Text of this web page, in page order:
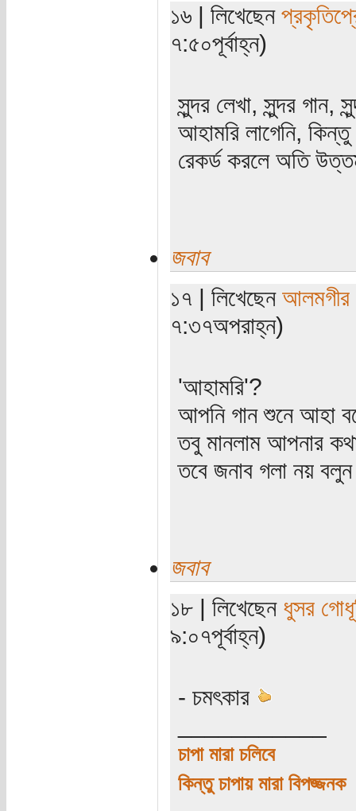
১৬ | লিখেছেন
৭:৫০পূর্বাহ্ন)
সুন্দর লেখা, সুন্দর গান,
আহামরি লাগেনি,
রেকর্ড করলে অতি
জবাব
১৭ | লিখেছেন আলমগীর
৭:৩৭অপরাহ্ন)
'আহামরি'?
আপনি গান শুনে আহা
তবু মানলাম আপনার
তবে জনাব গলা নয়
জবাব
১৮ | লিখেছেন ধুসর
৯:০৭পূর্বাহ্ন)
- চমৎকার
চাপা মারা চলিবে
কিন্তু চাপায় মারা বিপজ্জনক